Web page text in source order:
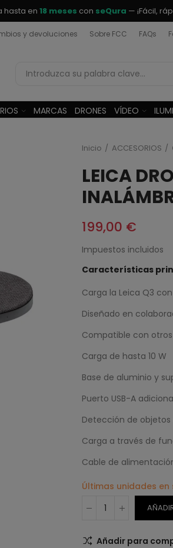
hasta en 18 meses con seQura — ¡Fácil,
y devoluciones Sobre FCC FAQs
MARCAS DRONES VÍDEO
Inicio ACCESORIOS
LEICA
199,00 €
Impuestos incluidos
Características
Carga la Leica Q3
Diseñado en
Compatible con
Carga de hasta 10 W
Base de aluminio y
Puerto USB-A
Detección de objetos
Carga a través de
Cable de
Últimas unidades en
Añadir para